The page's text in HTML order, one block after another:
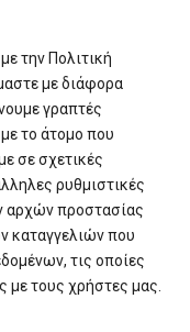
την Πολιτική
με διάφορα
γραπτές
το άτομο που
σε σχετικές
ρυθμιστικές
αρχών προστασίας
καταγγελιών που
τις οποίες
με τους χρήστες μας.